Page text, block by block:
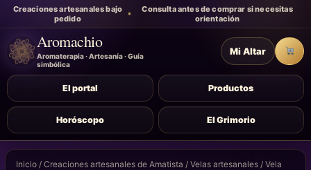
Creaciones artesanales bajo
pedido
Consulta antes de comprar si necesitas
orientación
Aromachio
Aromaterapia · Artesanía · Guía
simbólica
El portal Productos
Horóscopo El Grimorio
Mi Altar
Inicio / Creaciones artesanales de Amatista / Velas artesanales / Vela